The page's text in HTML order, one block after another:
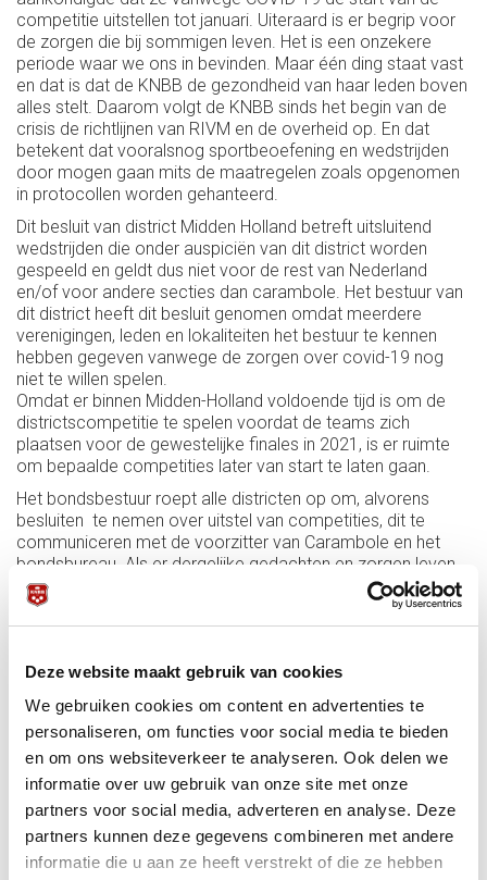
Deze website maakt gebruik van cookies
We gebruiken cookies om content en advertenties te
personaliseren, om functies voor social media te bieden
en om ons websiteverkeer te analyseren. Ook delen we
informatie over uw gebruik van onze site met onze
partners voor social media, adverteren en analyse. Deze
partners kunnen deze gegevens combineren met andere
informatie die u aan ze heeft verstrekt of die ze hebben
competitie uitstellen tot januari. Uiteraard is er begrip voor
de zorgen die bij sommigen leven. Het is een onzekere
periode waar we ons in bevinden. Maar één ding staat vast
en dat is dat de KNBB de gezondheid van haar leden boven
alles stelt. Daarom volgt de KNBB sinds het begin van de
crisis de richtlijnen van RIVM en de overheid op. En dat
betekent dat vooralsnog sportbeoefening en wedstrijden
door mogen gaan mits de maatregelen zoals opgenomen
in protocollen worden gehanteerd.
Dit besluit van district Midden Holland betreft uitsluitend
wedstrijden die onder auspiciën van dit district worden
gespeeld en geldt dus niet voor de rest van Nederland
en/of voor andere secties dan carambole. Het bestuur van
dit district heeft dit besluit genomen omdat meerdere
verenigingen, leden en lokaliteiten het bestuur te kennen
hebben gegeven vanwege de zorgen over covid-19 nog
niet te willen spelen.
Omdat er binnen Midden-Holland voldoende tijd is om de
districtscompetitie te spelen voordat de teams zich
plaatsen voor de gewestelijke finales in 2021, is er ruimte
om bepaalde competities later van start te laten gaan.
Het bondsbestuur roept alle districten op om, alvorens
besluiten te nemen over uitstel van competities, dit te
communiceren met de voorzitter van Carambole en het
bondsbureau. Als er dergelijke gedachten en zorgen leven
binnen districten is het in ons aller belang dat die zorgen en
belangen met elkaar worden gedeeld, zodat we geen
eilandjes in een woelige zee worden.
KNBB heeft het volste vertrouwen dat de lokaliteiten alle
noodzakelijke maatregelen treffen om het biljarten veilig en
verantwoord te laten gebeuren. Daarbij hebben de leden
zelf ook een plicht en de verantwoording om de
maatregelen van RIVM op te volgen. Als we ons allemaal
daaraan houden blijft het vooralsnog mogelijk om te kunnen
biljarten. De KNBB roept dan ook iedereen op om zich aan
de maatregelen te houden.
Het bondsbestuur staat in direct contact met NOC*NSF en
VWS en zal wanneer er nieuwe ontwikkelingen zijn of als er